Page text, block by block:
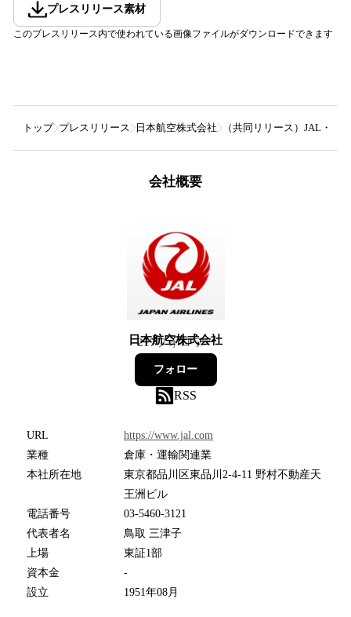
プレスリリース素材
このプレスリリース内で使われている画像ファイルがダウンロードできます
トップ プレスリリース 日本航空株式会社 （共同リリース）JAL・
会社概要
日本航空株式会社
217フォロワー
フォロー
RSS
URL
https://www.jal.com
業種
倉庫・運輸関連業
本社所在地
東京都品川区東品川2-4-11 野村不動産天
王洲ビル
電話番号
03-5460-3121
代表者名
鳥取 三津子
上場
東証1部
資本金
-
設立
1951年08月